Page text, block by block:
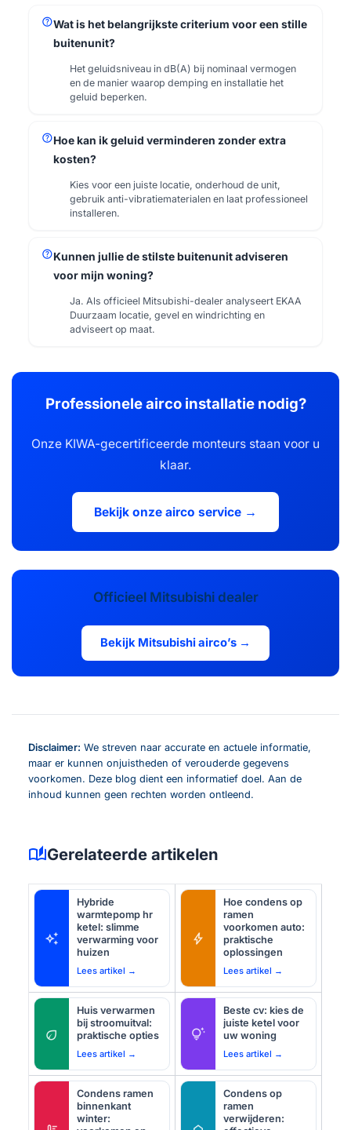
helpWat is het belangrijkste criterium voor een stille
buitenunit?
Het geluidsniveau in dB(A) bij nominaal vermogen
en de manier waarop demping en installatie het
geluid beperken.
helpHoe kan ik geluid verminderen zonder extra
kosten?
Kies voor een juiste locatie, onderhoud de unit,
gebruik anti-vibratiematerialen en laat professioneel
installeren.
helpKunnen jullie de stilste buitenunit adviseren
voor mijn woning?
Ja. Als officieel Mitsubishi-dealer analyseert EKAA
Duurzaam locatie, gevel en windrichting en
adviseert op maat.
Professionele airco installatie nodig?
Onze KIWA-gecertificeerde monteurs staan voor u
klaar.
Bekijk onze airco service →
Officieel Mitsubishi dealer
Bekijk Mitsubishi airco’s →
Disclaimer: We streven naar accurate en actuele informatie,
maar er kunnen onjuistheden of verouderde gegevens
voorkomen. Deze blog dient een informatief doel. Aan de
inhoud kunnen geen rechten worden ontleend.
auto_storiesGerelateerde artikelen
auto_awesome
Hybride
warmtepomp hr
ketel: slimme
verwarming voor
huizen
Lees artikel →
bolt
Hoe condens op
ramen
voorkomen auto:
praktische
oplossingen
Lees artikel →
eco
Huis verwarmen
bij stroomuitval:
praktische opties
Lees artikel →
tips_and_updates
Beste cv: kies de
juiste ketel voor
uw woning
Lees artikel →
Condens ramen
binnenkant
winter:
Condens op
ramen
verwijderen: